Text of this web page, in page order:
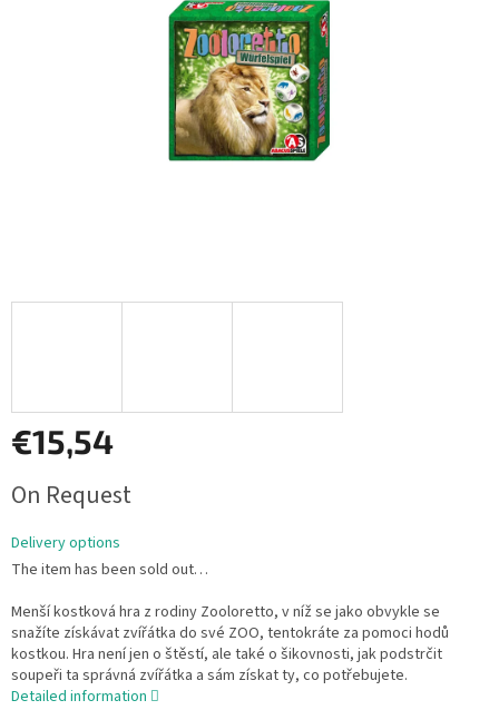
€15,54
price:
On Request
Delivery options
The item has been sold out…
Menší kostková hra z rodiny Zooloretto, v níž se jako obvykle se
snažíte získávat zvířátka do své ZOO, tentokráte za pomoci hodů
kostkou. Hra není jen o štěstí, ale také o šikovnosti, jak podstrčit
soupeři ta správná zvířátka a sám získat ty, co potřebujete.
Detailed information